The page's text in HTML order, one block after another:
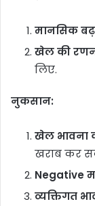
मानसिक
खेल की
लिए.
नुकसान:
खेल भावना
खराब कर
Negative
व्यक्तिगत